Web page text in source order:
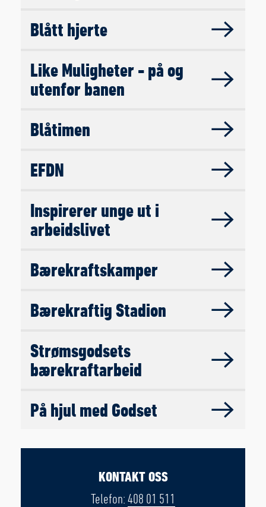
Blått hjerte
Like Muligheter - på og
utenfor banen
Blåtimen
EFDN
Inspirerer unge ut i
arbeidslivet
Bærekraftskamper
Bærekraftig Stadion
Strømsgodsets
bærekraftarbeid
På hjul med Godset
KONTAKT OSS
Telefon:408 01 511